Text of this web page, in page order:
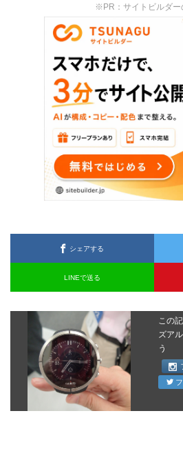
※PR：サイトビルダー
シェアする
LINEで送る
この
ズア
う